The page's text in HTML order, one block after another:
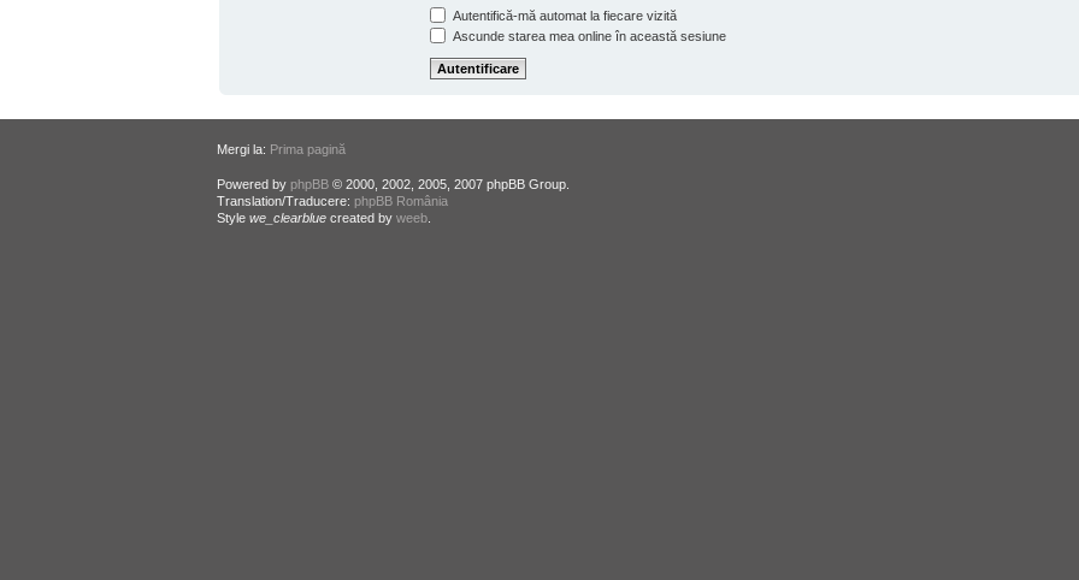
Autentifică-mă automat la fiecare vizită
Ascunde starea mea online în această sesiune
Mergi la: Prima pagină
Powered by phpBB© 2000, 2002, 2005, 2007 phpBB Group.
Translation/Traducere: phpBB România
Style we_clearbluecreated by weeb.